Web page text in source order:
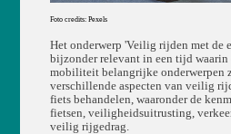
Foto credits: Pexels
Het onderwerp 'Veilig rijden met de
bijzonder relevant in een tijd waarin
mobiliteit belangrijke onderwerpen
verschillende aspecten van veilig
fiets behandelen, waaronder de
fietsen, veiligheidsuitrusting,
veilig rijgedrag.